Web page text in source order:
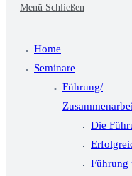
Menü Schließen
Home
Seminare
Führung/
Die